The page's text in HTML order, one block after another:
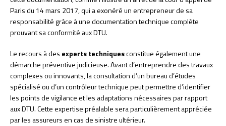
Paris du 14 mars 2017, qui a exonéré un entrepreneur de sa
responsabilité grâce à une documentation technique complète
prouvant sa conformité aux DTU.
Le recours à des experts techniquesconstitue également une
démarche préventive judicieuse. Avant d’entreprendre des travaux
complexes ou innovants, la consultation d’un bureau d’études
spécialisé ou d’un contrôleur technique peut permettre d’identifier
les points de vigilance et les adaptations nécessaires par rapport
aux DTU. Cette expertise préalable sera particulièrement appréciée
par les assureurs en cas de sinistre ultérieur.